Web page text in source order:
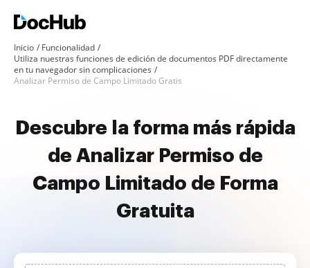
Inicio
Funcionalidad
Utiliza nuestras funciones de edición de documentos PDF directamente
en tu navegador sin complicaciones
Analizar Permiso de Campo Limitado Gratis
Descubre la forma más rápida
de Analizar Permiso de
Campo Limitado de Forma
Gratuita